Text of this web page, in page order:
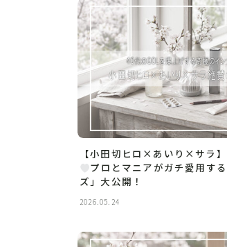
【小田切ヒロ×あいり×サラ
プロとマニアがガチ愛用す
ズ」大公開！
2026.05.24